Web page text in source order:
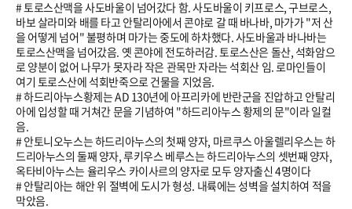
# 토로스산맥을 사도바울이 넘어갔다 함. 사도바울이 키프로스, 구브로스,
바보 살라미와 배를 타고 안탈리아에서 콘야로 갈 때 바나바, 마가가 "저 산
을 어떻게 넘어" 불평하며 마가는 중도에 하차했다. 사도바울과 바나바는
토로스산맥을 넘어갔음. 옛 콘야에 전도하러감. 토로스산은 돌산, 석화암으
로 양분이 없어 나무가 못자라 작은 관목만 자라는 석회산 임. 로마인들이
여기 토로스산에 석회반죽으로 건물을 지었음.
# 하드리아누스황제는 AD 130년에 아프리카에 반란군을 진압하고 안탈리
아에 입성할 때 거쳐간 문을 기념하여 "하드리아누스 황제의 문"이라 일컬
음.
# 안토니오누스는 하드리아누스의 첫째 양자, 마르쿠스 아울렐리우스는 하
드리아누스의 둘째 양자, 루키우스 베루스는 하드리아누스의 셋번째 양자,
옥타비아누스는 율리우스 카이사르의 양자로 모두 양자출신 4명이다
# 안탈리아는 해안 위 절벽에 도시가 형성. 내륙에는 성벽을 설치하여 적을
막았음.